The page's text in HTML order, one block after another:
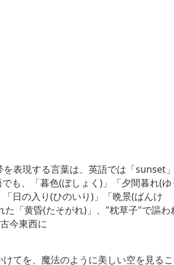
表現する言葉は、英語では「sunset」
も、「暮色(ぼしょく)」「夕間暮れ(ゆ
日の入り(ひのいり)」「晩景(ばんけ
た「黄昏(たそがれ)」、"枕草子"で謳わ
今東西に
てを、魔法のように美しい空を見るこ